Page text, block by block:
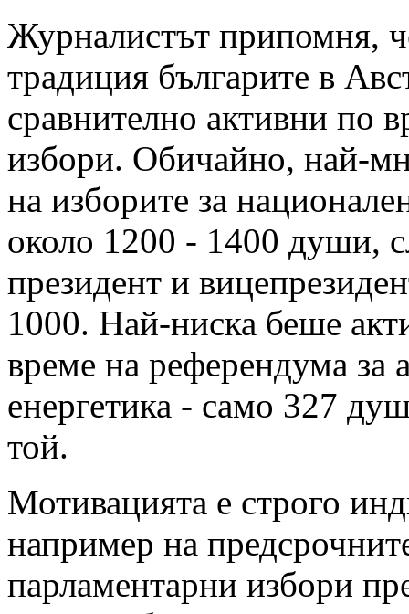
Журналистът припомня,
традиция българите в
сравнително активни по
избори. Обичайно, най-
на изборите за
около 1200 - 1400 души,
президент и
1000. Най-ниска беше
време на референдума за
енергетика - само 327
той.
Мотивацията е строго
например на
парламентарни избори